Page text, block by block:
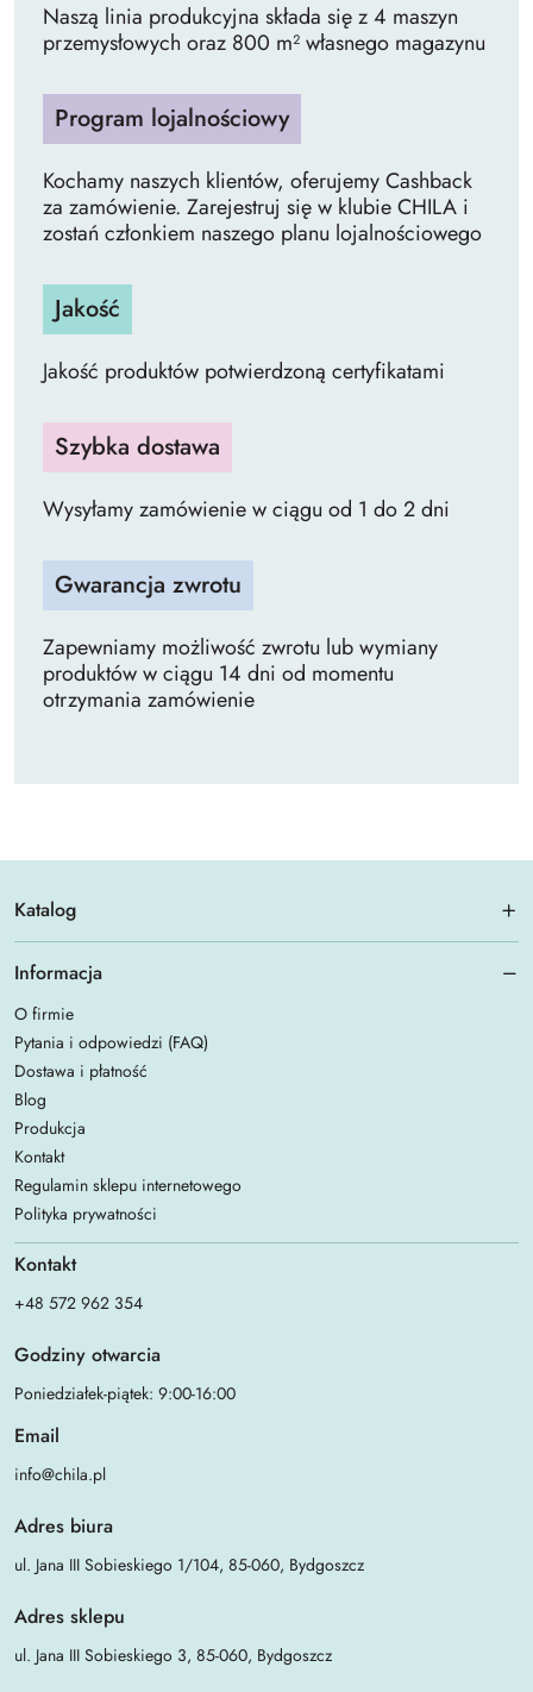
Naszą linia produkcyjna składa się z 4 maszyn
przemysłowych oraz 800 m² własnego magazynu
Program lojalnościowy
Kochamy naszych klientów, oferujemy Cashback
za zamówienie. Zarejestruj się w klubie CHILA i
zostań członkiem naszego planu lojalnościowego
Jakość
Jakość produktów potwierdzoną certyfikatami
Szybka dostawa
Wysyłamy zamówienie w ciągu od 1 do 2 dni
Gwarancja zwrotu
Zapewniamy możliwość zwrotu lub wymiany
produktów w ciągu 14 dni od momentu
otrzymania zamówienie
Katalog
Informacja
O firmie
Pytania i odpowiedzi (FAQ)
Dostawa i płatność
Blog
Produkcja
Kontakt
Regulamin sklepu internetowego
Polityka prywatności
Kontakt
+48 572 962 354
Godziny otwarcia
Poniedziałek-piątek: 9:00-16:00
Email
info@chila.pl
Adres biura
ul. Jana III Sobieskiego 1/104, 85-060, Bydgoszcz
Adres sklepu
ul. Jana III Sobieskiego 3, 85-060, Bydgoszcz